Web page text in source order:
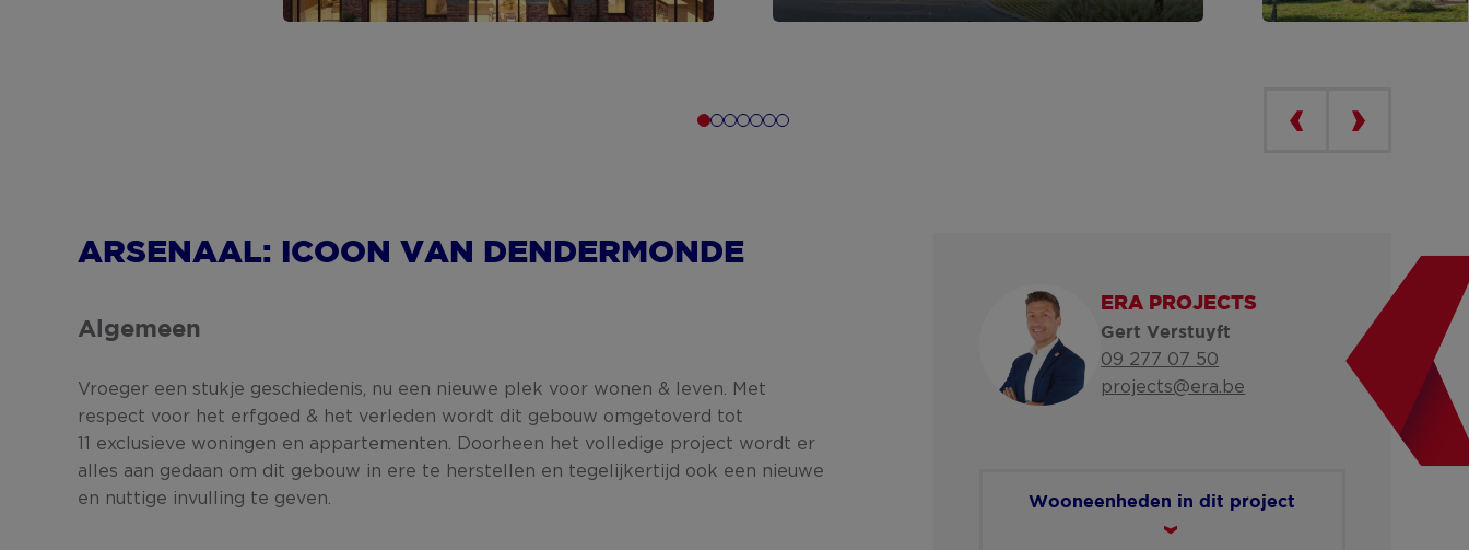
ARSENAAL: ICOON VAN DENDERMONDE
Algemeen
Vroeger een stukje geschiedenis, nu een nieuwe plek voor wonen & leven. Met
respect voor het erfgoed & het verleden wordt dit gebouw omgetoverd tot
11 exclusieve woningen en appartementen. Doorheen het volledige project wordt er
alles aan gedaan om dit gebouw in ere te herstellen en tegelijkertijd ook een nieuwe
en nuttige invulling te geven.
ERA PROJECTS
Gert Verstuyft
09 277 07 50
projects@era.be
Wooneenheden in dit project